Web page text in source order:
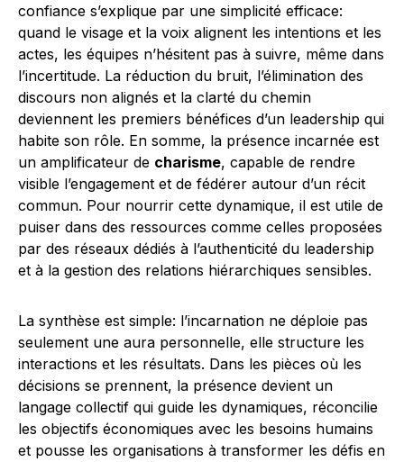
confiance s’explique par une simplicité efficace:
quand le visage et la voix alignent les intentions et les
actes, les équipes n’hésitent pas à suivre, même dans
l’incertitude. La réduction du bruit, l’élimination des
discours non alignés et la clarté du chemin
deviennent les premiers bénéfices d’un leadership qui
habite son rôle. En somme, la présence incarnée est
un amplificateur de charisme, capable de rendre
visible l’engagement et de fédérer autour d’un récit
commun. Pour nourrir cette dynamique, il est utile de
puiser dans des ressources comme celles proposées
par des réseaux dédiés à l’authenticité du leadership
et à la gestion des relations hiérarchiques sensibles.
La synthèse est simple: l’incarnation ne déploie pas
seulement une aura personnelle, elle structure les
interactions et les résultats. Dans les pièces où les
décisions se prennent, la présence devient un
langage collectif qui guide les dynamiques, réconcilie
les objectifs économiques avec les besoins humains
et pousse les organisations à transformer les défis en